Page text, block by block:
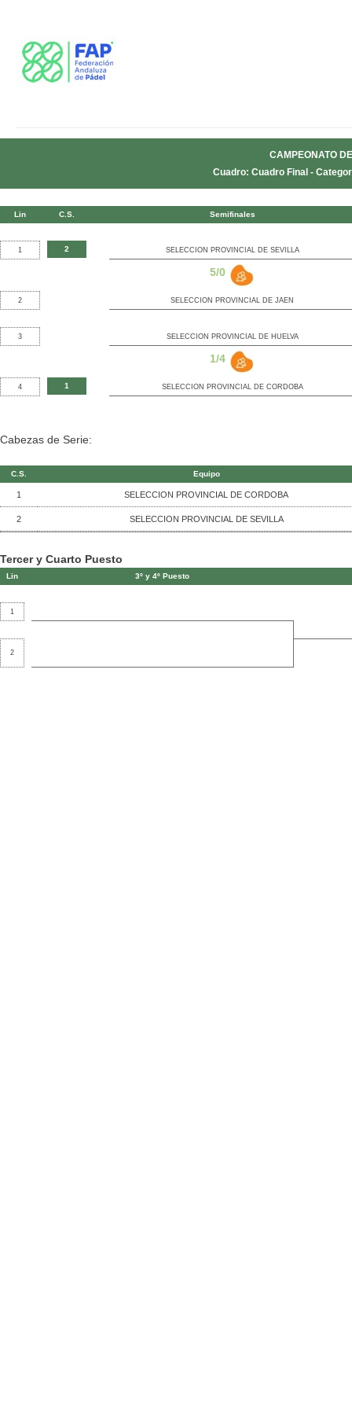
CAMPEONATO
Cuadro: Cuadro Final -
Lin C.S. Semifinales
1 2 SELECCION PROVINCIAL DE SEVILLA
5/0
2 SELECCION PROVINCIAL DE JAEN
3 SELECCION PROVINCIAL DE HUELVA
1/4
4 1 SELECCION PROVINCIAL DE CORDOBA
Cabezas de Serie:
C.S. Equipo
1 SELECCION PROVINCIAL DE CORDOBA
2 SELECCION PROVINCIAL DE SEVILLA
Tercer y Cuarto Puesto
Lin 3º y 4º Puesto
1
2